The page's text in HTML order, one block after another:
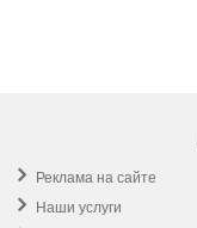
Реклама на сайте
Наши услуги